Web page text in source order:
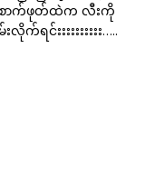
ောက်ဖုတ်ထဲက လီးကို
ရင်းးးးးးးးးး…..